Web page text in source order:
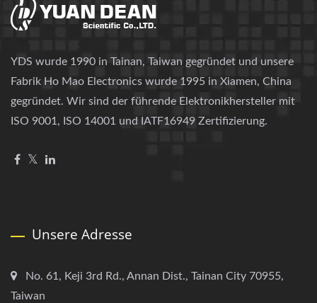
YDS wurde 1990 in Tainan, Taiwan gegründet und unsere
Fabrik Ho Mao Electronics wurde 1995 in Xiamen, China
gegründet. Wir sind der führende Elektronikhersteller mit
ISO 9001, ISO 14001 und IATF16949 Zertifizierung.
Unsere Adresse
No. 61, Keji 3rd Rd., Annan Dist., Tainan City 70955,
Taiwan